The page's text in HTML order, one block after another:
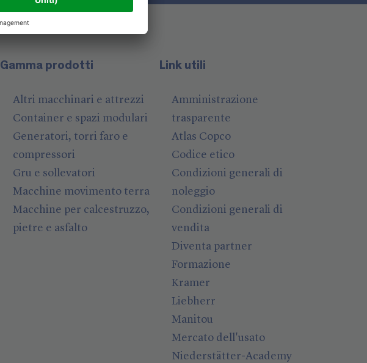
Gamma prodotti
Altri macchinari e attrezzi
Container e spazi modulari
Generatori, torri faro e
compressori
Gru e sollevatori
Macchine movimento terra
Macchine per calcestruzzo,
pietre e asfalto
Link utili
Amministrazione
trasparente
Atlas Copco
Codice etico
Condizioni generali di
noleggio
Condizioni generali di
vendita
Diventa partner
Formazione
Kramer
Liebherr
Manitou
Mercato dell'usato
Niederstätter-Academy